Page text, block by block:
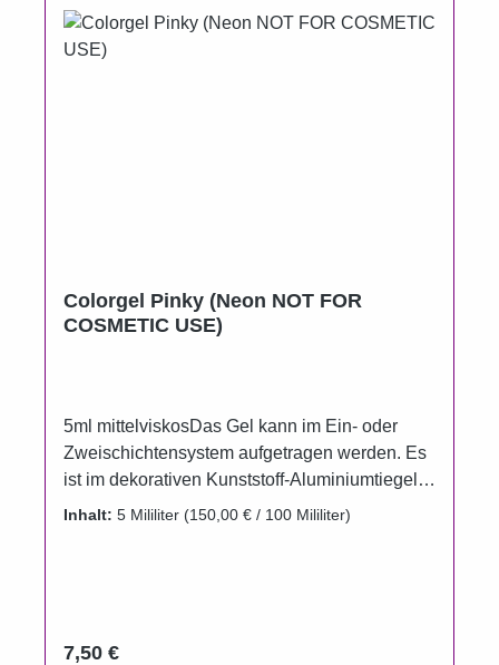
Colorgel Pinky (Neon NOT FOR
COSMETIC USE)
5ml mittelviskosDas Gel kann im Ein- oder
Zweischichtensystem aufgetragen werden. Es
ist im dekorativen Kunststoff-Aluminiumtiegel
erhältlich. Dieses Gel darf nicht direkt auf den
Inhalt: 5 Mililiter (150,00 € / 100 Mililiter)
Regulärer Preis:
7,50 €